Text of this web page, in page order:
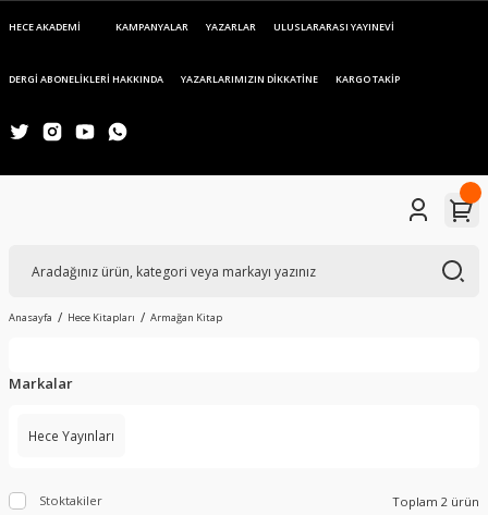
HECE AKADEMİ KAMPANYALAR YAZARLAR ULUSLARARASI YAYINEVİ
DERGİ ABONELİKLERİ HAKKINDA YAZARLARIMIZIN DİKKATİNE KARGO TAKİP
Anasayfa Hece Kitapları Armağan Kitap
Markalar
Hece Yayınları
Stoktakiler Toplam 2 ürün